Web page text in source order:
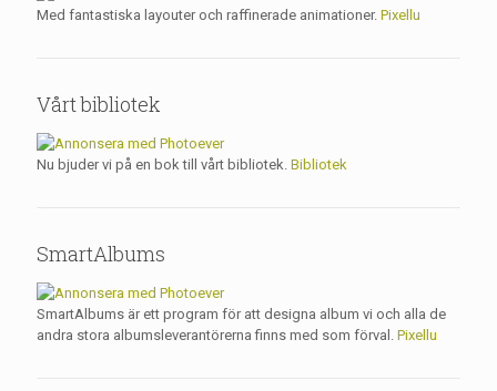
Med fantastiska layouter och raffinerade animationer. Pixellu
Vårt bibliotek
Nu bjuder vi på en bok till vårt bibliotek. Bibliotek
SmartAlbums
SmartAlbums är ett program för att designa album vi och alla de
andra stora albumsleverantörerna finns med som förval. Pixellu